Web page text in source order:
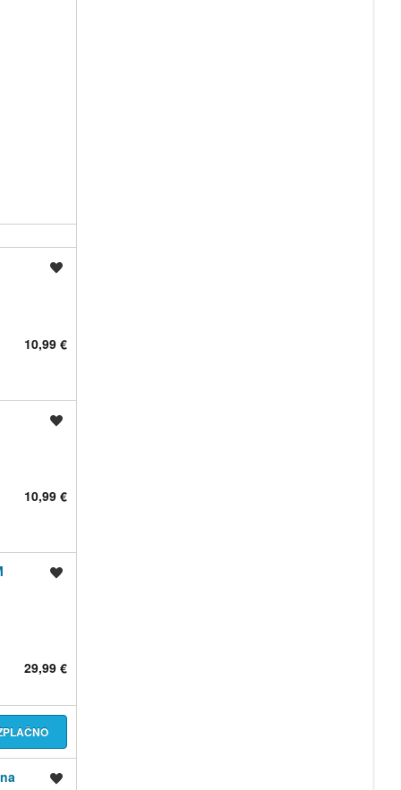
10,99 €
10,99 €
29,99 €